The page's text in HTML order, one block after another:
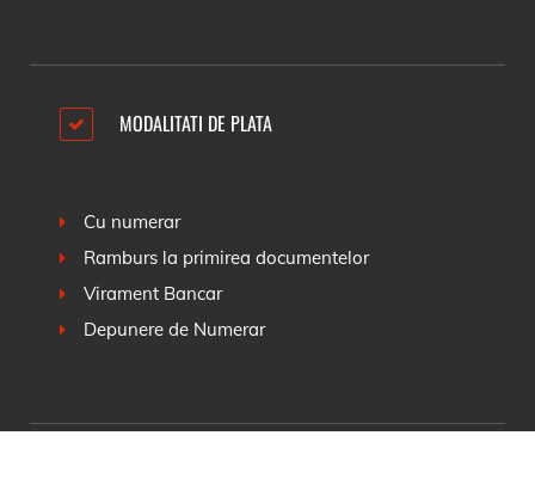
MODALITATI DE PLATA
Cu numerar
Ramburs la primirea documentelor
Virament Bancar
Depunere de Numerar